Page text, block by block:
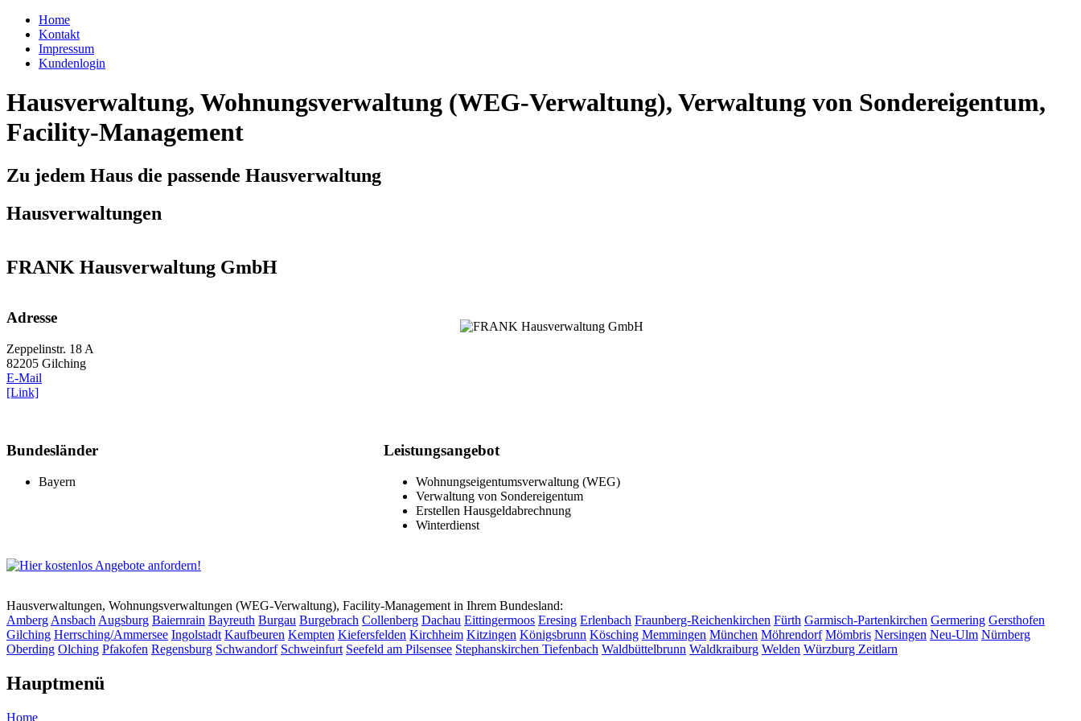
Home
Kontakt
Impressum
Kundenlogin
Hausverwaltung, Wohnungsverwaltung (WEG-Verwaltung), Verwaltung von Sondereigentum,
Facility-Management
Zu jedem Haus die passende Hausverwaltung
Hausverwaltungen
FRANK Hausverwaltung GmbH
Adresse
Zeppelinstr. 18 A
82205 Gilching
E-Mail
[Link]
Bundesländer
Bayern
Leistungsangebot
Wohnungseigentumsverwaltung (WEG)
Verwaltung von Sondereigentum
Erstellen Hausgeldabrechnung
Winterdienst
Hausverwaltungen, Wohnungsverwaltungen (WEG-Verwaltung), Facility-Management in Ihrem Bundesland:
Amberg Ansbach Augsburg Baiernrain Bayreuth Burgau Burgebrach Collenberg Dachau Eittingermoos Eresing Erlenbach Fraunberg-Reichenkirchen Fürth Garmisch-Partenkirchen Germering Gersthofen
Gilching Herrsching/Ammersee Ingolstadt Kaufbeuren Kempten Kiefersfelden Kirchheim Kitzingen Königsbrunn Kösching Memmingen München Möhrendorf Mömbris Nersingen Neu-Ulm Nürnberg
Oberding Olching Pfakofen Regensburg Schwandorf Schweinfurt Seefeld am Pilsensee Stephanskirchen Tiefenbach Waldbüttelbrunn Waldkraiburg Welden Würzburg Zeitlarn
Hauptmenü
Home